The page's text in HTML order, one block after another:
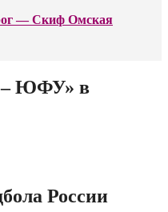
— Скиф Омская
– ЮФУ» в
России